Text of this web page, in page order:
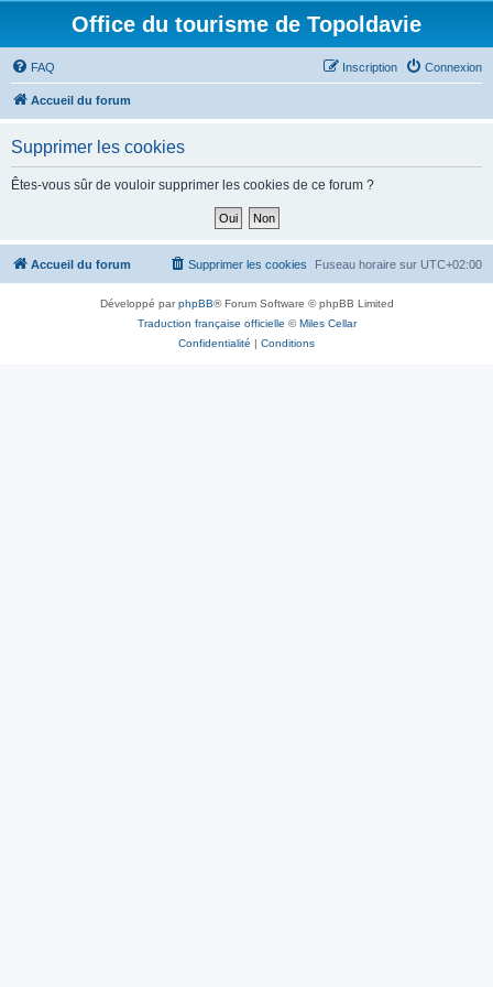
Office du tourisme de Topoldavie
FAQ Connexion
Inscription
Accueil du forum
Supprimer les cookies
Êtes-vous sûr de vouloir supprimer les cookies de ce forum ?
Accueil du forum Fuseau horaire sur UTC+02:00
Supprimer les cookies
Développé parphpBB® Forum Software © phpBB Limited
Traduction française officielle ©Miles Cellar
Confidentialité | Conditions